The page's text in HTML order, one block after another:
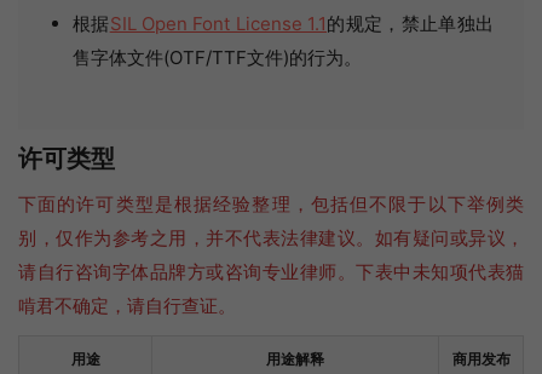
根据SIL Open Font License 1.1的规定，禁止单独出
售字体文件(OTF/TTF文件)的行为。
许可类型
下面的许可类型是根据经验整理，包括但不限于以下举例类
别，仅作为参考之用，并不代表法律建议。如有疑问或异议，
请自行咨询字体品牌方或咨询专业律师。下表中未知项代表猫
啃君不确定，请自行查证。
用途 用途解释 商用发布